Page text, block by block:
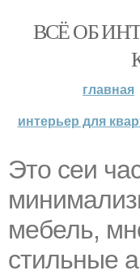
ВСЁ ОБ
главная
интерьер для
Это сеи
мебель,
стильные